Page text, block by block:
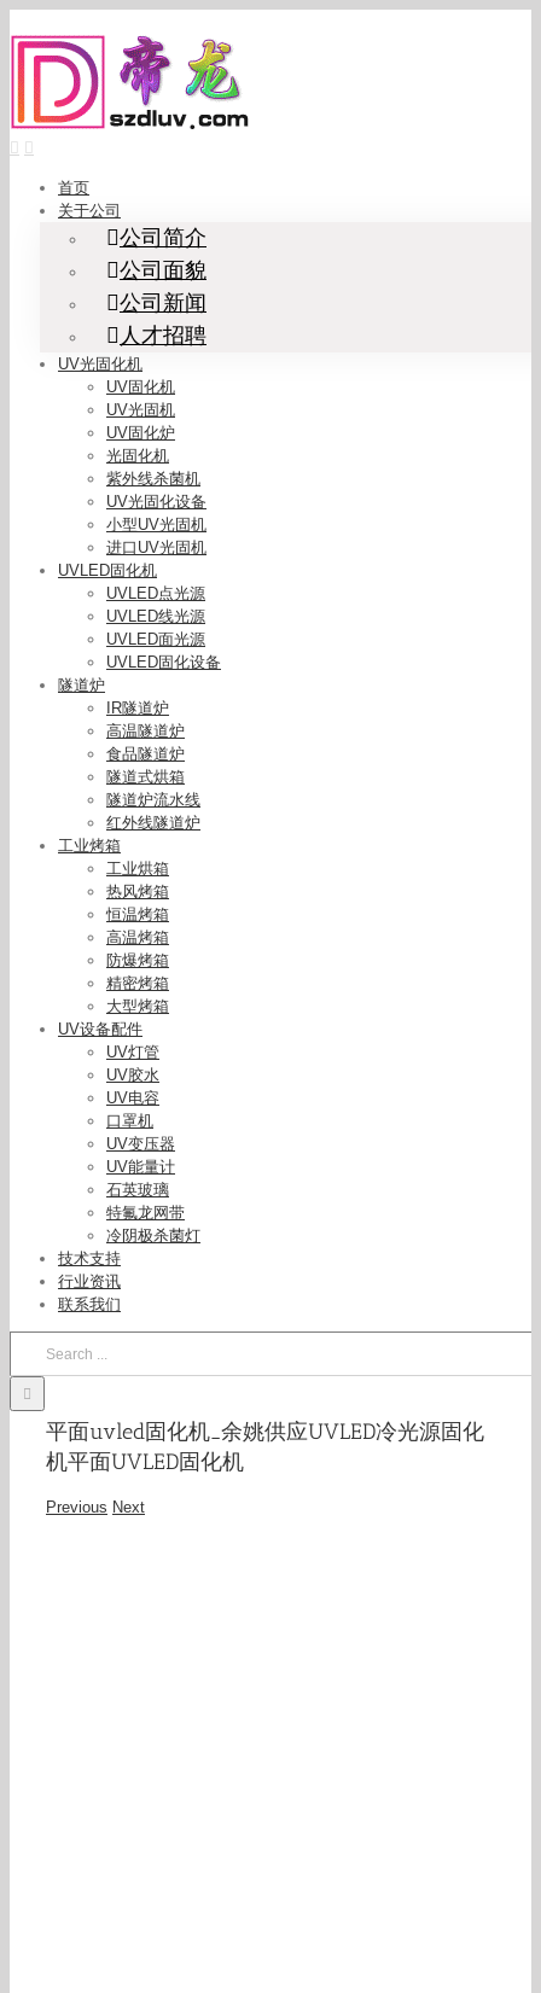
to
content
首页
关于公司
公司简介
公司面貌
公司新闻
人才招聘
UV光固化机
UV固化机
UV光固机
UV固化炉
光固化机
紫外线杀菌机
UV光固化设备
小型UV光固机
进口UV光固机
UVLED固化机
UVLED点光源
UVLED线光源
UVLED面光源
UVLED固化设备
隧道炉
IR隧道炉
高温隧道炉
食品隧道炉
隧道式烘箱
隧道炉流水线
红外线隧道炉
工业烤箱
工业烘箱
热风烤箱
恒温烤箱
高温烤箱
防爆烤箱
精密烤箱
大型烤箱
UV设备配件
UV灯管
UV胶水
UV电容
口罩机
UV变压器
UV能量计
石英玻璃
特氟龙网带
冷阴极杀菌灯
技术支持
行业资讯
联系我们
平面uvled固化机_余姚供应UVLED冷光源固化
机平面UVLED固化机
Previous Next